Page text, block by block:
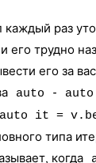
каждый раз
его трудно
его за
auto -
auto it =
типа
когда